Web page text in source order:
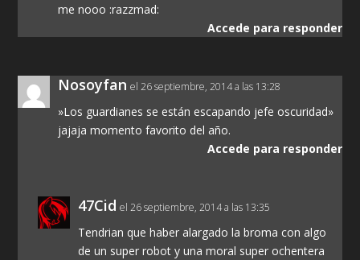
me nooo :razzmad:
Accede para responder
Nosoyfan el 26 septiembre, 2014 a las 13:28
»Los guardianes se están escapando jefe oscuridad»
jajaja momento favorito del año.
Accede para responder
47Cid el 26 septiembre, 2014 a las 13:35
Tendrian que haber alargado la broma con algo
de un super robot y una moral super ochentera